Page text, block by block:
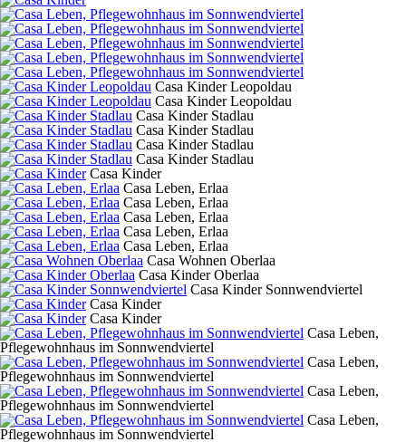
Casa Kinder Leopoldau
Casa Kinder Leopoldau
Casa Kinder Stadlau
Casa Kinder Stadlau
Casa Kinder Stadlau
Casa Kinder Stadlau
Casa Kinder
Casa Leben, Erlaa
Casa Leben, Erlaa
Casa Leben, Erlaa
Casa Leben, Erlaa
Casa Leben, Erlaa
Casa Wohnen Oberlaa
Casa Kinder Oberlaa
Casa Kinder Sonnwendviertel
Casa Kinder
Casa Kinder
Casa Leben,
Pflegewohnhaus im Sonnwendviertel
Casa Leben,
Pflegewohnhaus im Sonnwendviertel
Casa Leben,
Pflegewohnhaus im Sonnwendviertel
Casa Leben,
Pflegewohnhaus im Sonnwendviertel